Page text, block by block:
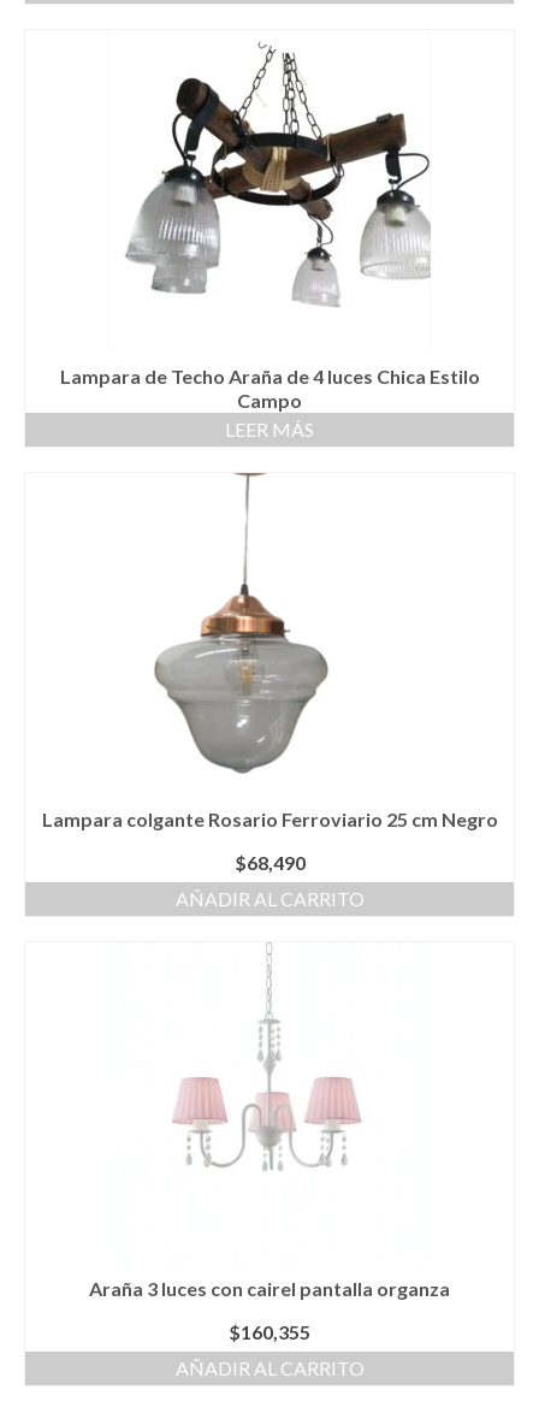
Lampara de Techo Araña de 4 luces Chica Estilo
Campo
LEER MÁS
Lampara colgante Rosario Ferroviario 25 cm Negro
$68,490
AÑADIR AL CARRITO
Araña 3 luces con cairel pantalla organza
$160,355
AÑADIR AL CARRITO